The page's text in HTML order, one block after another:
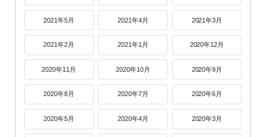
2021年5月 2021年4月 2021年3月
2021年2月 2021年1月 2020年12月
2020年11月 2020年10月 2020年9月
2020年8月 2020年7月 2020年6月
2020年5月 2020年4月 2020年3月